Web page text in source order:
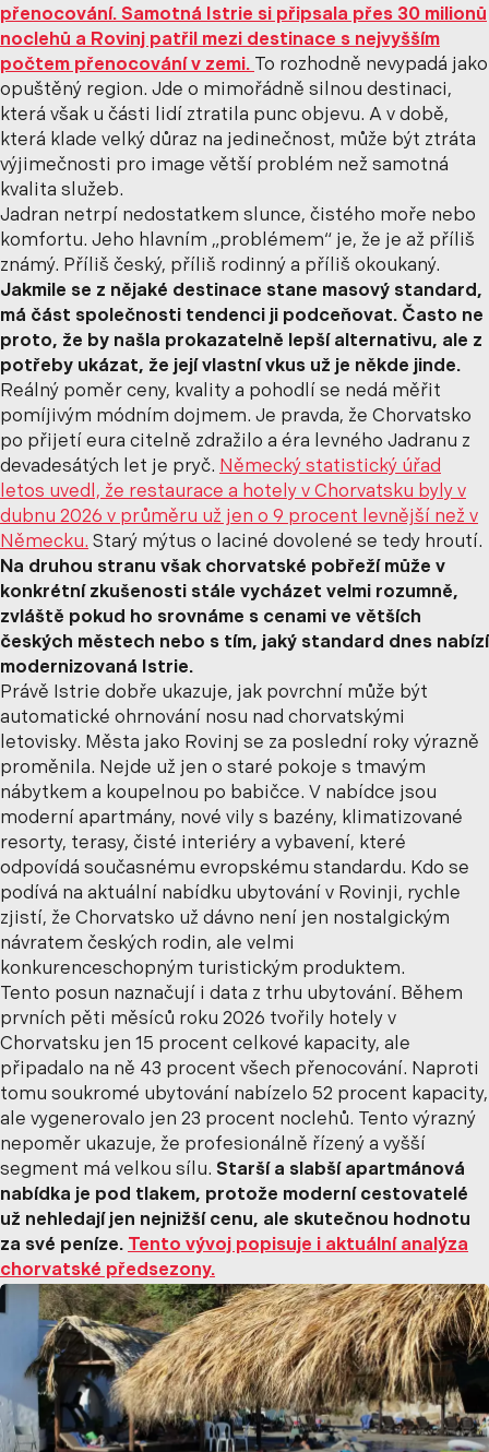
přenocování. Samotná Istrie si připsala přes 30 milionů
noclehů a Rovinj patřil mezi destinace s nejvyšším
počtem přenocování v zemi.
To rozhodně nevypadá jako
opuštěný region. Jde o mimořádně silnou destinaci,
která však u části lidí ztratila punc objevu. A v době,
která klade velký důraz na jedinečnost, může být ztráta
výjimečnosti pro image větší problém než samotná
kvalita služeb.
Jadran netrpí nedostatkem slunce, čistého moře nebo
komfortu. Jeho hlavním „problémem“ je, že je až příliš
známý. Příliš český, příliš rodinný a příliš okoukaný.
Jakmile se z nějaké destinace stane masový standard,
má část společnosti tendenci ji podceňovat. Často ne
proto, že by našla prokazatelně lepší alternativu, ale z
potřeby ukázat, že její vlastní vkus už je někde jinde.
Reálný poměr ceny, kvality a pohodlí se nedá měřit
pomíjivým módním dojmem. Je pravda, že Chorvatsko
po přijetí eura citelně zdražilo a éra levného Jadranu z
devadesátých let je pryč. Německý statistický úřad
letos uvedl, že restaurace a hotely v Chorvatsku byly v
dubnu 2026 v průměru už jen o 9 procent levnější než v
Německu. Starý mýtus o laciné dovolené se tedy hroutí.
Na druhou stranu však chorvatské pobřeží může v
konkrétní zkušenosti stále vycházet velmi rozumně,
zvláště pokud ho srovnáme s cenami ve větších
českých městech nebo s tím, jaký standard dnes nabízí
modernizovaná Istrie.
Právě Istrie dobře ukazuje, jak povrchní může být
automatické ohrnování nosu nad chorvatskými
letovisky. Města jako Rovinj se za poslední roky výrazně
proměnila. Nejde už jen o staré pokoje s tmavým
nábytkem a koupelnou po babičce. V nabídce jsou
moderní apartmány, nové vily s bazény, klimatizované
resorty, terasy, čisté interiéry a vybavení, které
odpovídá současnému evropskému standardu. Kdo se
podívá na aktuální nabídku ubytování v Rovinji, rychle
zjistí, že Chorvatsko už dávno není jen nostalgickým
návratem českých rodin, ale velmi
konkurenceschopným turistickým produktem.
Tento posun naznačují i data z trhu ubytování. Během
prvních pěti měsíců roku 2026 tvořily hotely v
Chorvatsku jen 15 procent celkové kapacity, ale
připadalo na ně 43 procent všech přenocování. Naproti
tomu soukromé ubytování nabízelo 52 procent kapacity,
ale vygenerovalo jen 23 procent noclehů. Tento výrazný
nepoměr ukazuje, že profesionálně řízený a vyšší
segment má velkou sílu. Starší a slabší apartmánová
nabídka je pod tlakem, protože moderní cestovatelé
už nehledají jen nejnižší cenu, ale skutečnou hodnotu
za své peníze.
Tento vývoj popisuje i aktuální analýza
chorvatské předsezony.